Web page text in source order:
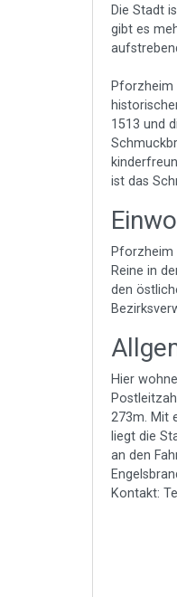
Die Stadt
gibt es
Pforzheim
1513 und
ist das
Pforzheim
Reine in
den
Hier
273m. Mit
liegt die
an den
Kontakt: